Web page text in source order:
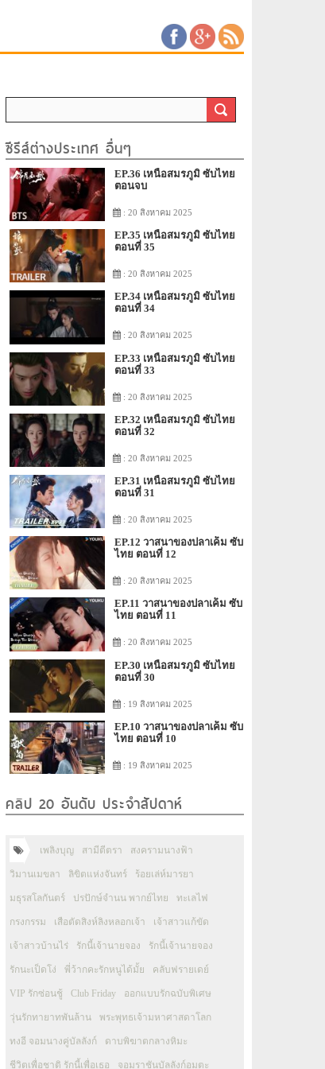
ซีรีส์ต่างประเทศ อื่นๆ
EP.36 เหนือสมรภูมิ ซับไทย
ตอนจบ
: 20 สิงหาคม 2025
EP.35 เหนือสมรภูมิ ซับไทย
ตอนที่ 35
: 20 สิงหาคม 2025
EP.34 เหนือสมรภูมิ ซับไทย
ตอนที่ 34
: 20 สิงหาคม 2025
EP.33 เหนือสมรภูมิ ซับไทย
ตอนที่ 33
: 20 สิงหาคม 2025
EP.32 เหนือสมรภูมิ ซับไทย
ตอนที่ 32
: 20 สิงหาคม 2025
EP.31 เหนือสมรภูมิ ซับไทย
ตอนที่ 31
: 20 สิงหาคม 2025
EP.12 วาสนาของปลาเค็ม ซับ
ไทย ตอนที่ 12
: 20 สิงหาคม 2025
EP.11 วาสนาของปลาเค็ม ซับ
ไทย ตอนที่ 11
: 20 สิงหาคม 2025
EP.30 เหนือสมรภูมิ ซับไทย
ตอนที่ 30
: 19 สิงหาคม 2025
EP.10 วาสนาของปลาเค็ม ซับ
ไทย ตอนที่ 10
: 19 สิงหาคม 2025
คลิป 20 อันดับ ประจำสัปดาห์
เพลิงบุญ สามีตีตรา สงครามนางฟ้า
วิมานเมขลา ลิขิตแห่งจันทร์ ร้อยเล่ห์มารยา
มธุรสโลกันตร์ ปรปักษ์จำนน พากย์ไทย ทะเลไฟ
กรงกรรม เสือตัดสิงห์ลิงหลอกเจ้า เจ้าสาวแก้ขัด
เจ้าสาวบ้านไร่ รักนี้เจ้านายจอง รักนี้เจ้านายจอง
รักนะเป็ดโง่ พี่ว้ากคะรักหนูได้มั้ย คลับฟรายเดย์
VIP รักซ่อนชู้ Club Friday ออกแบบรักฉบับพิเศษ
วุ่นรักทายาทพันล้าน พระพุทธเจ้ามหาศาสดาโลก
ทงอี จอมนางคู่บัลลังก์ ดาบพิฆาตกลางหิมะ
ชีวิตเพื่อชาติ รักนี้เพื่อเธอ จอมราชันบัลลังก์อมตะ